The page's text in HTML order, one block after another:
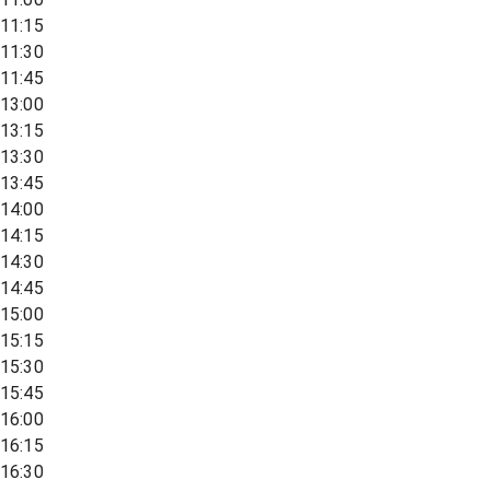
11:15
11:30
11:45
13:00
13:15
13:30
13:45
14:00
14:15
14:30
14:45
15:00
15:15
15:30
15:45
16:00
16:15
16:30